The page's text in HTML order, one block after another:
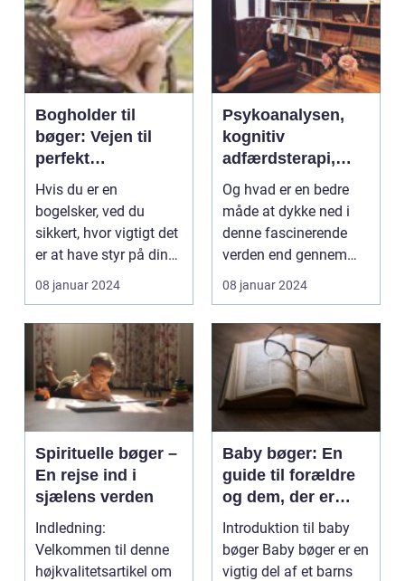
Bogholder til
bøger: Vejen til
perfekt
organisering og
opbevaring af dine
bøger
Hvis du er en
bogelsker, ved du
sikkert, hvor vigtigt det
er at have styr på dine
bøger. En "boghold...
08 januar 2024
Psykoanalysen,
kognitiv
adfærdsterapi,
humanistisk
psykologi – disse
er blot nogle af de
mange forskellige
skoler og tilgange
inden for
psykologi
Og hvad er en bedre
måde at dykke ned i
denne fascinerende
verden end gennem
psykologi bøger? I
denn...
08 januar 2024
Spirituelle bøger –
En rejse ind i
sjælens verden
Indledning:
Velkommen til denne
højkvalitetsartikel om
Baby bøger: En
guide til forældre
og dem, der er
interesseret i dette
emne
Introduktion til baby
bøger Baby bøger er en
vigtig del af et barns